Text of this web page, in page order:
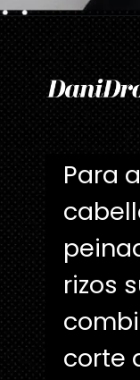
Abriendo...
Para
rizos
corte
Para
rizos
corte